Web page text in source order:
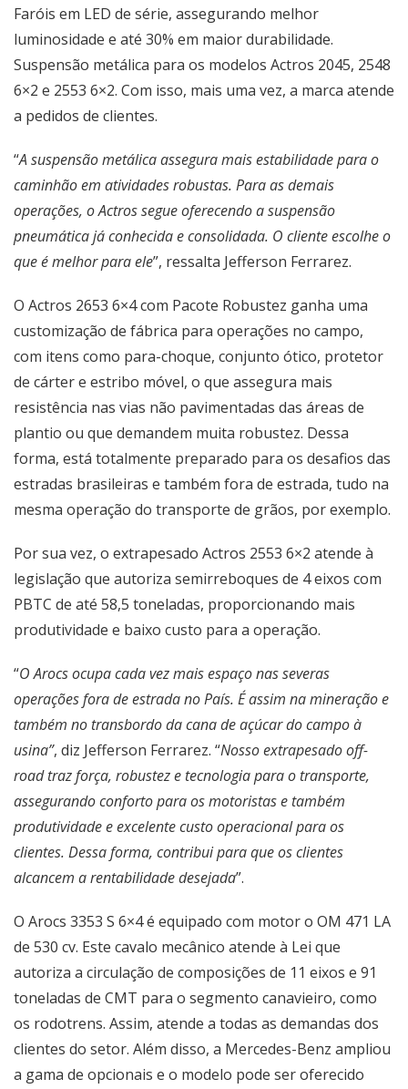
Faróis em LED de série, assegurando melhor
luminosidade e até 30% em maior durabilidade.
Suspensão metálica para os modelos Actros 2045, 2548
6×2 e 2553 6×2. Com isso, mais uma vez, a marca atende
a pedidos de clientes.
“A suspensão metálica assegura mais estabilidade para o
caminhão em atividades robustas. Para as demais
operações, o Actros segue oferecendo a suspensão
pneumática já conhecida e consolidada. O cliente escolhe o
que é melhor para ele”, ressalta Jefferson Ferrarez.
O Actros 2653 6×4 com Pacote Robustez ganha uma
customização de fábrica para operações no campo,
com itens como para-choque, conjunto ótico, protetor
de cárter e estribo móvel, o que assegura mais
resistência nas vias não pavimentadas das áreas de
plantio ou que demandem muita robustez. Dessa
forma, está totalmente preparado para os desafios das
estradas brasileiras e também fora de estrada, tudo na
mesma operação do transporte de grãos, por exemplo.
Por sua vez, o extrapesado Actros 2553 6×2 atende à
legislação que autoriza semirreboques de 4 eixos com
PBTC de até 58,5 toneladas, proporcionando mais
produtividade e baixo custo para a operação.
“O Arocs ocupa cada vez mais espaço nas severas
operações fora de estrada no País. É assim na mineração e
também no transbordo da cana de açúcar do campo à
usina”, diz Jefferson Ferrarez. “Nosso extrapesado off-
road traz força, robustez e tecnologia para o transporte,
assegurando conforto para os motoristas e também
produtividade e excelente custo operacional para os
clientes. Dessa forma, contribui para que os clientes
alcancem a rentabilidade desejada”.
O Arocs 3353 S 6×4 é equipado com motor o OM 471 LA
de 530 cv. Este cavalo mecânico atende à Lei que
autoriza a circulação de composições de 11 eixos e 91
toneladas de CMT para o segmento canavieiro, como
os rodotrens. Assim, atende a todas as demandas dos
clientes do setor. Além disso, a Mercedes-Benz ampliou
a gama de opcionais e o modelo pode ser oferecido